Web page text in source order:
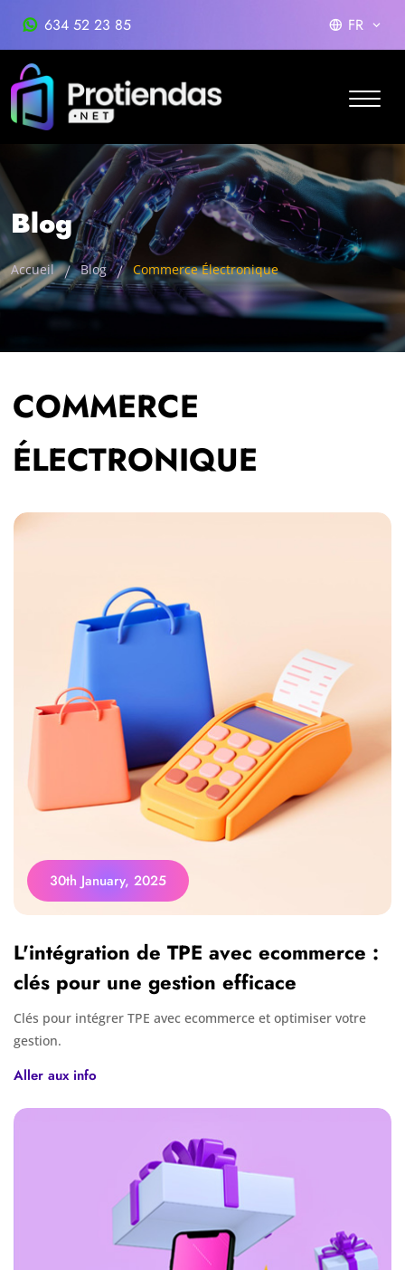
634 52 23 85 FR
Blog
Accueil Blog Commerce Électronique
COMMERCE
ÉLECTRONIQUE
30th January, 2025
L'intégration de TPE avec ecommerce :
clés pour une gestion efficace
Clés pour intégrer TPE avec ecommerce et optimiser votre
gestion.
Aller aux info